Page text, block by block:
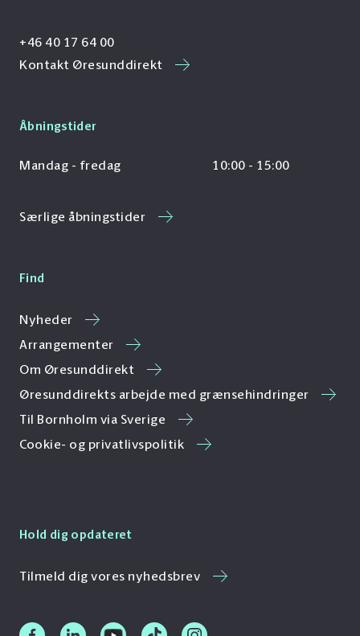
+46 40 17 64 00
Kontakt Øresunddirekt
Åbningstider
Mandag - fredag 10:00 - 15:00
Særlige åbningstider
Find
Nyheder
Arrangementer
Om Øresunddirekt
Øresunddirekts arbejde med grænsehindringer
Til Bornholm via Sverige
Cookie- og privatlivspolitik
Hold dig opdateret
Tilmeld dig vores nyhedsbrev